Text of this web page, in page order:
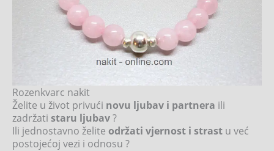
Rozenkvarc nakit
Želite u život privući novu ljubav i partnera ili
zadržati staru ljubav?
Ili jednostavno želite održati vjernost i strast u već
postojećoj vezi i odnosu ?